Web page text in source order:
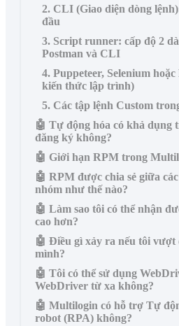
2. CLI (Giao diện dòng
đầu
3. Script runner: cấp độ 2
Postman và CLI
4. Puppeteer, Selenium
kiến thức lập trình)
5. Các tập lệnh Custom
🤖 Tự động hóa có khả dụng
đăng ký không?
🤖 Giới hạn RPM trong
🤖 RPM được chia sẻ giữa
nhóm như thế nào?
🤖 Làm sao tôi có thể nhận
cao hơn?
🤖 Điều gì xảy ra nếu tôi vượt
mình?
🤖 Tôi có thể sử dụng
WebDriver từ xa không?
🤖 Multilogin có hỗ trợ Tự
robot (RPA) không?